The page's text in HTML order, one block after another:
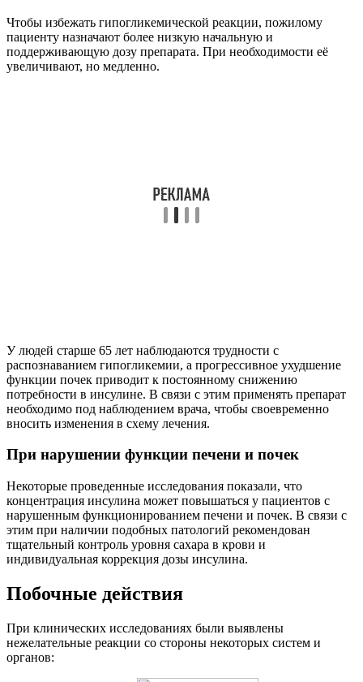
Чтобы избежать гипогликемической реакции, пожилому
пациенту назначают более низкую начальную и
поддерживающую дозу препарата. При необходимости её
увеличивают, но медленно.
У людей старше 65 лет наблюдаются трудности с
распознаванием гипогликемии, а прогрессивное ухудшение
функции почек приводит к постоянному снижению
потребности в инсулине. В связи с этим применять препарат
необходимо под наблюдением врача, чтобы своевременно
вносить изменения в схему лечения.
При нарушении функции печени и почек
Некоторые проведенные исследования показали, что
концентрация инсулина может повышаться у пациентов с
нарушенным функционированием печени и почек. В связи с
этим при наличии подобных патологий рекомендован
тщательный контроль уровня сахара в крови и
индивидуальная коррекция дозы инсулина.
Побочные действия
При клинических исследованиях были выявлены
нежелательные реакции со стороны некоторых систем и
органов: